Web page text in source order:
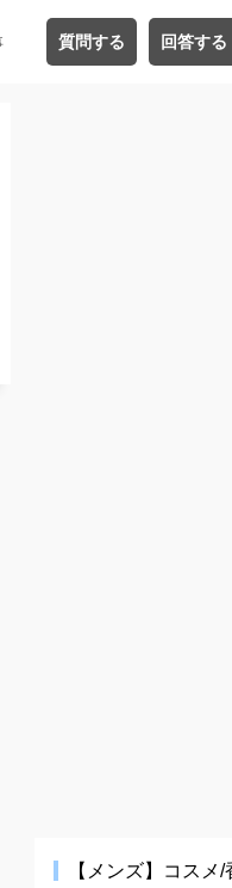
質問する 回答する
【メンズ】
コスメ/